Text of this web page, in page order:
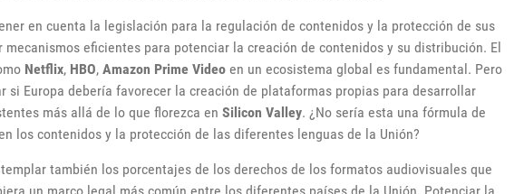
en cuenta la legislación para la regulación de contenidos y la protección de sus
eficientes para potenciar la creación de contenidos y su distribución. El
Netflix, HBO, Amazon Prime Video en un ecosistema global es fundamental. Pero
si Europa debería favorecer la creación de plataformas propias para desarrollar
más allá de lo que florezca en Silicon Valley. ¿No sería esta una fórmula de
los contenidos y la protección de las diferentes lenguas de la Unión?
también los porcentajes de los derechos de los formatos audiovisuales que